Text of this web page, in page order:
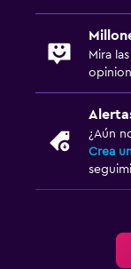
Mira
¿Aún
Crea